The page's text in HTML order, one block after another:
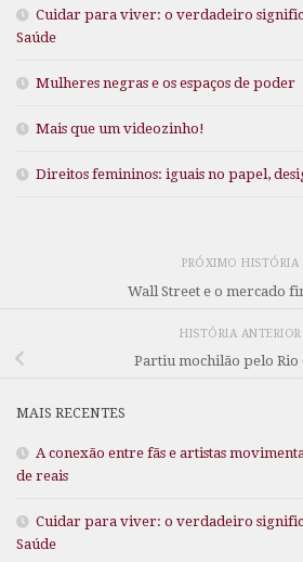
Cuidar para viver: o verdadeiro
Saúde
Mulheres negras e os espaços de poder
Mais que um videozinho!
Direitos femininos: iguais no papel,
PRÓXIMO HISTÓRIA
Wall Street e o mercado
HISTÓRIA ANTERIOR
Partiu mochilão pelo Rio
MAIS RECENTES
A conexão entre fãs e artistas
de reais
Cuidar para viver: o verdadeiro
Saúde